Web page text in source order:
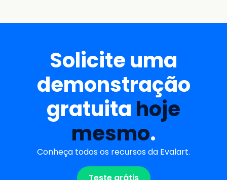
Solicite uma
demonstração
gratuita hoje
mesmo.
Conheça todos os recursos da Evalart.
Teste grátis